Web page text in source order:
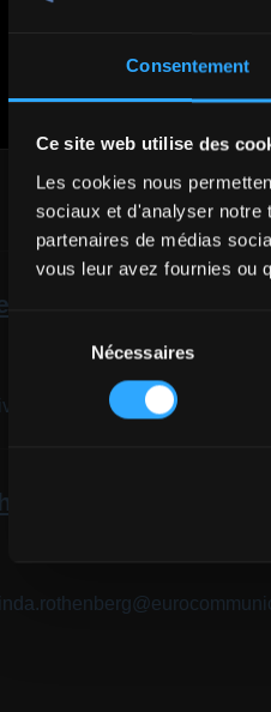
Consentement
Ce site web utilise des
Les cookies nous
sociaux et d'analyser notre
partenaires de médias
vous leur avez fournies ou
Sélection
consentement
Nécessaires